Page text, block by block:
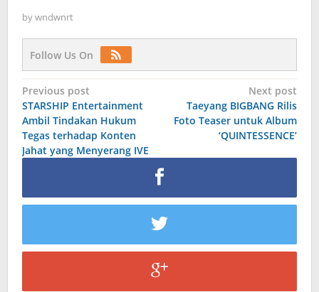
bywndwnrt
Follow Us On
Post
navigation
Previous post
STARSHIP Entertainment
Ambil Tindakan Hukum
Tegas terhadap Konten
Jahat yang Menyerang IVE
Next post
Taeyang BIGBANG Rilis
Foto Teaser untuk Album
‘QUINTESSENCE’